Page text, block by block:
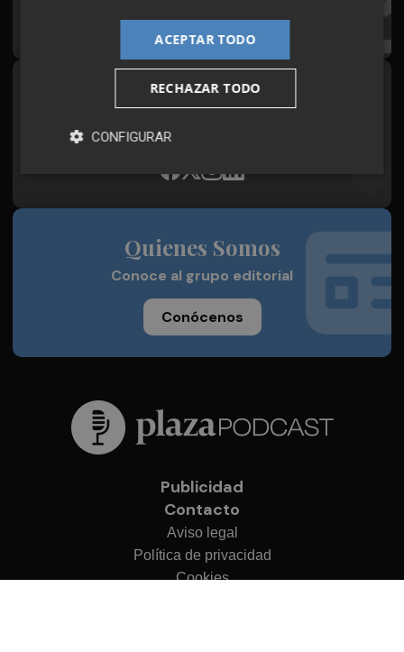
¡Quiero suscribirme!
Síguenos en redes
Plaza Podcast, desde cualquier medio
Quienes Somos
Conoce al grupo editorial
Conócenos
Publicidad
Contacto
Aviso legal
Política de privacidad
Cookies
ACEPTAR TODO
RECHAZAR TODO
CONFIGURAR